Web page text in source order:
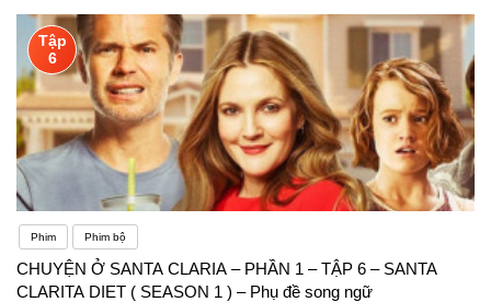
Tập
6
Phim Phim bộ
CHUYỆN Ở SANTA CLARIA – PHẦN 1 – TẬP 6 – SANTA
CLARITA DIET ( SEASON 1 ) – Phụ đề song ngữ